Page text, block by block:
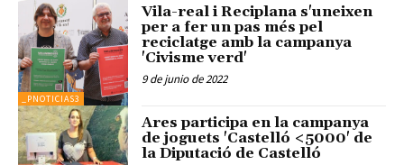
_PNOTICIAS3
Vila-real i Reciplana s'uneixen
per a fer un pas més pel
reciclatge amb la campanya
'Civisme verd'
9 de junio de 2022
Ares participa en la campanya
de joguets 'Castelló <5000' de
la Diputació de Castelló